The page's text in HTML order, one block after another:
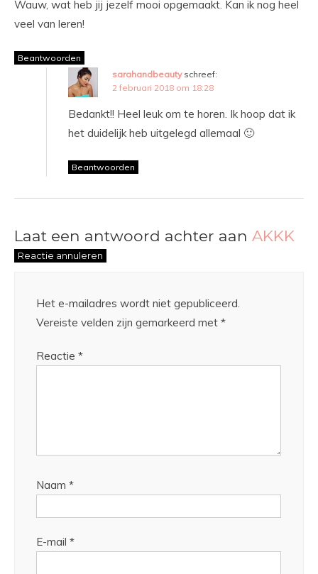
Wauw, wat heb jij jezelf mooi opgemaakt. Kan ik nog heel
veel van leren!
Beantwoorden
sarahandbeauty schreef:
2 februari 2018 om 18:28
Bedankt!! Heel leuk om te horen. Ik hoop dat ik
het duidelijk heb uitgelegd allemaal 🙂
Beantwoorden
Laat een antwoord achter aan AKKK
Reactie annuleren
Het e-mailadres wordt niet gepubliceerd.
Vereiste velden zijn gemarkeerd met *
Reactie *
Naam *
E-mail *